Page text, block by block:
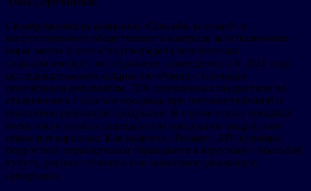
Своевременность кампании «Спасибо за отказ!» и
многостороннего общественного контроля за исполнением
норм закона в целом подтверждена результатами
социологического исследования, проведенного в 2023 году
исследовательским холдингом «Ромир». Согласно
полученным результатам, 72% опрошенных подростков не
сталкивались с отказом продавца при покупке табачной и
никотиносодержащей продукции. В случае отказа продавца
очень часто купить запрещенную продукцию подросткам
помогают взрослые. Как выяснил «Ромир», 28% курящих
подростков периодически обращаются к взрослым с просьбой
купить для них табачную или никотиносодержащую
продукцию.